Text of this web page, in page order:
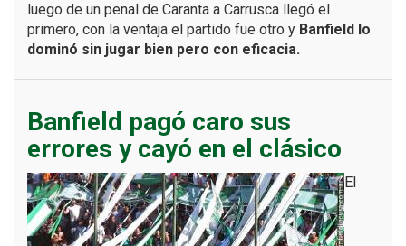
luego de un penal de Caranta a Carrusca llegó el
primero, con la ventaja el partido fue otro y Banfield lo
dominó sin jugar bien pero con eficacia.
Banfield pagó caro sus
errores y cayó en el clásico
El